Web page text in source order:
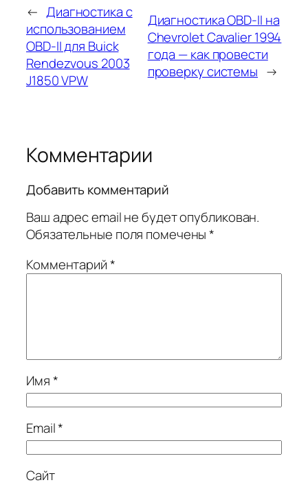
← Диагностика с
использованием
OBD-II для Buick
Rendezvous 2003
J1850 VPW
Диагностика OBD-II на
Chevrolet Cavalier 1994
года — как провести
проверку системы →
Комментарии
Добавить комментарий
Ваш адрес email не будет опубликован.
Обязательные поля помечены*
Комментарий*
Имя*
Email*
Сайт